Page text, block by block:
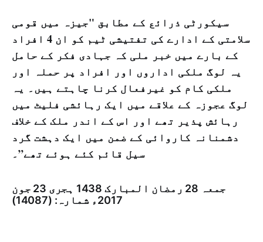
سیکورٹی ذرائع کے مطابق "جیزہ میں قومی
سلامتی کے ادارے کی تفتیشی ٹیم کو ان 4 افراد
کے بارے میں خبر ملی کہ جہادی فکر کے حامل
یہ لوگ ملکی اداروں اور افراد پر حملہ اور
ملکی کام کو غیرفعال کرنا چاہتے ہیں۔ یہ
لوگ عجوزہ کے علاقے میں ایک رہائشی فلیٹ میں
رہائش پذیر تھے اور اس کے اندر ملک کے خلاف
دشمنانہ کاروائی کے ضمن میں ایک دہشت گرد
سیل قائم کئے ہوئے تھے”۔
جمعہ 28 رمضان المبارک 1438 ہجری­ 23 جون
2017ء شمارہ: (14087)